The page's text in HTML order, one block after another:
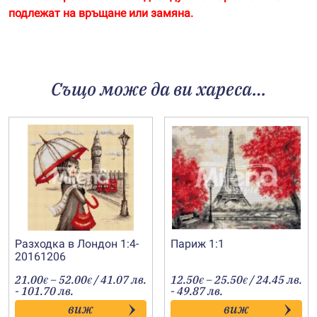
подлежат на връщане или замяна.
Също може да ви хареса…
Разходка в Лондон 1:4-
20161206
21.00€ –52.00€Price
range:
21.00€
through
/ 41.07 лв.
- 101.70 лв.
виж
Париж 1:1
12.50€ –25.50€Price
range:
12.50€
through
/ 24.45 лв.
- 49.87 лв.
виж